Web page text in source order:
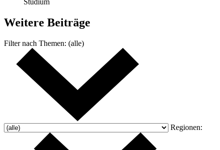
Studium
Weitere Beiträge
Filter nach Themen: (alle)
Regionen: